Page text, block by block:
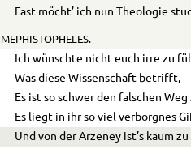
Fast möcht’ ich nun Theologie
MEPHISTOPHELES.
Ich wünschte nicht euch irre zu
Was diese Wissenschaft betrifft,
Es ist so schwer den falschen
Es liegt in ihr so viel verborgnes
Und von der Arzeney ist’s kaum